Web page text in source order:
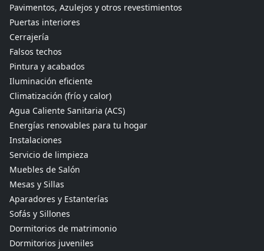
Pavimentos, Azulejos y otros revestimientos
Puertas interiores
Cerrajería
Falsos techos
Pintura y acabados
Iluminación eficiente
Climatización (frío y calor)
Agua Caliente Sanitaria (ACS)
Energías renovables para tu hogar
Instalaciones
Servicio de limpieza
Muebles de Salón
Mesas y Sillas
Aparadores y Estanterías
Sofás y Sillones
Dormitorios de matrimonio
Dormitorios juveniles